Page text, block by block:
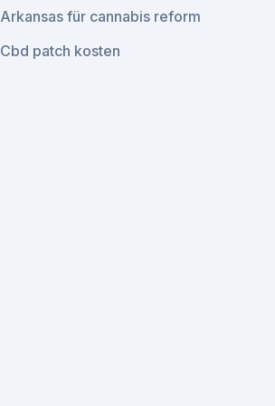
Arkansas für cannabis reform
Cbd patch kosten